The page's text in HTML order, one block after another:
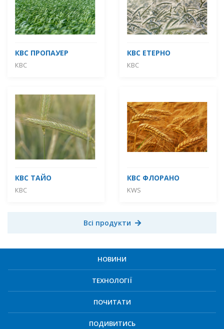
КВС ПРОПАУЕР
КВС
КВС ЕТЕРНО
КВС
КВС ТАЙО
КВС
КBC ФЛОРАНО
KWS
Всі продукти
НОВИНИ
ТЕХНОЛОГІЇ
ПОЧИТАТИ
ПОДИВИТИСЬ